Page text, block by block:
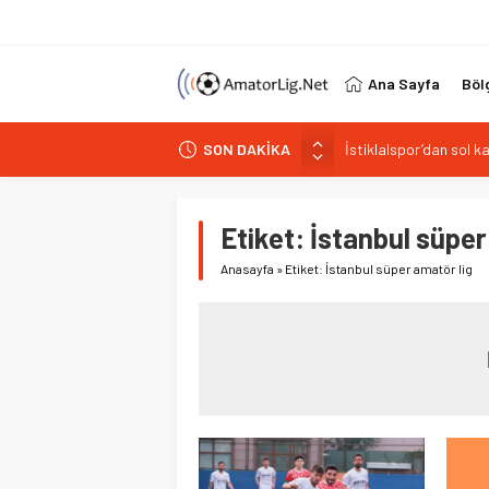
Ana Sayfa
SON DAKİKA
Paşabahçespor’da
İstanbul Gençlerbirliği
Kuzeyin Kaplanları
İstiklalspor’dan sol
Etiket: İstanbul
Anasayfa » Etiket: İstanbul süper amatör lig